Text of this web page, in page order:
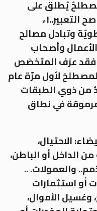
يُطلق على
التعبير..! ،
وتبادل مصالح
وأصحاب
فقد عرّف المتخصّص
لأول مرّة عام
فردٌ من ذوي الطبقات
مرموقة في نطاق
الاحتيال،
الداخل أو الباطن،
والعمولات. ..
أو استثمارات
الأموال،